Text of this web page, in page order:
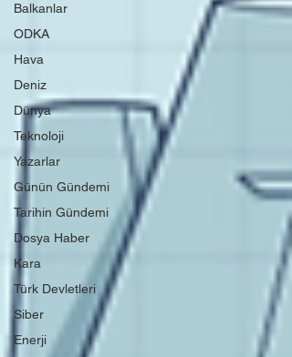
Balkanlar
ODKA
Hava
Deniz
Dünya
Teknoloji
Yazarlar
Günün Gündemi
Tarihin Gündemi
Dosya Haber
Kara
Türk Devletleri
Siber
Enerji